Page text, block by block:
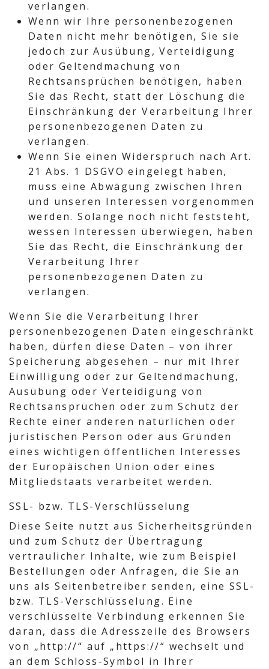
verlangen.
Wenn wir Ihre personenbezogenen
Daten nicht mehr benötigen, Sie sie
jedoch zur Ausübung, Verteidigung
oder Geltendmachung von
Rechtsansprüchen benötigen, haben
Sie das Recht, statt der Löschung die
Einschränkung der Verarbeitung Ihrer
personenbezogenen Daten zu
verlangen.
Wenn Sie einen Widerspruch nach Art.
21 Abs. 1 DSGVO eingelegt haben,
muss eine Abwägung zwischen Ihren
und unseren Interessen vorgenommen
werden. Solange noch nicht feststeht,
wessen Interessen überwiegen, haben
Sie das Recht, die Einschränkung der
Verarbeitung Ihrer
personenbezogenen Daten zu
verlangen.
Wenn Sie die Verarbeitung Ihrer
personenbezogenen Daten eingeschränkt
haben, dürfen diese Daten – von ihrer
Speicherung abgesehen – nur mit Ihrer
Einwilligung oder zur Geltendmachung,
Ausübung oder Verteidigung von
Rechtsansprüchen oder zum Schutz der
Rechte einer anderen natürlichen oder
juristischen Person oder aus Gründen
eines wichtigen öffentlichen Interesses
der Europäischen Union oder eines
Mitgliedstaats verarbeitet werden.
SSL- bzw. TLS-Verschlüsselung
Diese Seite nutzt aus Sicherheitsgründen
und zum Schutz der Übertragung
vertraulicher Inhalte, wie zum Beispiel
Bestellungen oder Anfragen, die Sie an
uns als Seitenbetreiber senden, eine SSL-
bzw. TLS-Verschlüsselung. Eine
verschlüsselte Verbindung erkennen Sie
daran, dass die Adresszeile des Browsers
von „http://“ auf „https://“ wechselt und
an dem Schloss-Symbol in Ihrer